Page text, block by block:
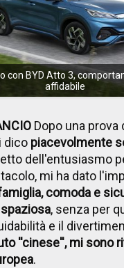
con BYD Atto 3,
affidabile
Dopo una prova
dico piacevolmente
dell'entusiasmo
mi ha dato
comoda e
, senza per
e il
''cinese'', mi sono
.